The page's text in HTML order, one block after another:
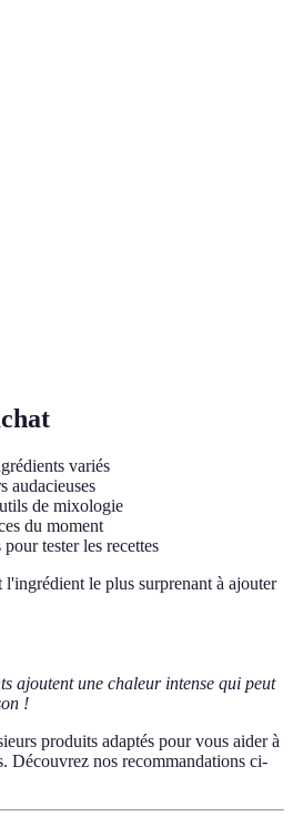
variés
audacieuses
de mixologie
du moment
tester les recettes
l'ingrédient le plus surprenant à ajouter
ajoutent une chaleur intense qui peut
!
produits adaptés pour vous aider à
Découvrez nos recommandations ci-